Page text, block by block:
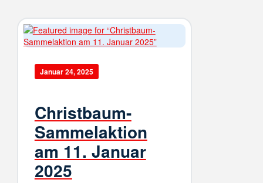
Januar 24, 2025
Christbaum-
Sammelaktion
am 11. Januar
2025